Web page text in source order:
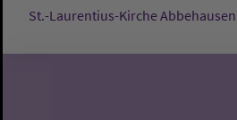
St.-Laurentius-Kirche Abbehausen